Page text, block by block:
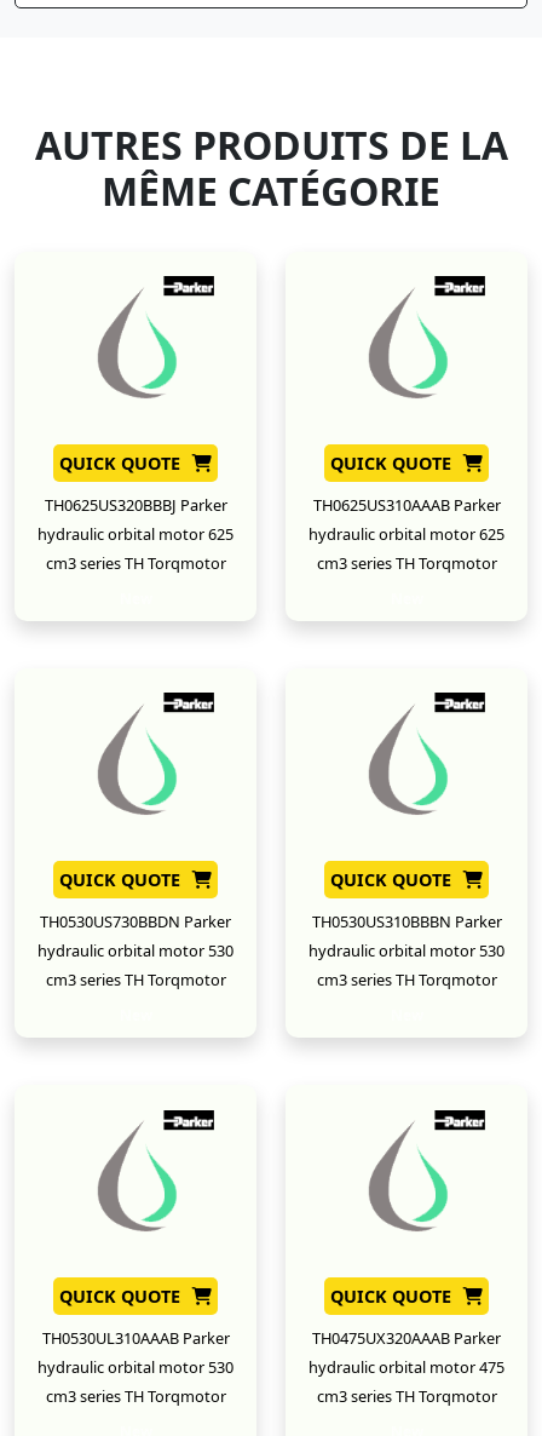
AUTRES PRODUITS DE LA
MÊME CATÉGORIE
QUICK QUOTE
TH0625US320BBBJ Parker
hydraulic orbital motor 625
cm3 series TH Torqmotor
QUICK QUOTE
TH0625US310AAAB Parker
hydraulic orbital motor 625
cm3 series TH Torqmotor
QUICK QUOTE
TH0530US730BBDN Parker
hydraulic orbital motor 530
cm3 series TH Torqmotor
QUICK QUOTE
TH0530US310BBBN Parker
hydraulic orbital motor 530
cm3 series TH Torqmotor
QUICK QUOTE
TH0530UL310AAAB Parker
hydraulic orbital motor 530
cm3 series TH Torqmotor
QUICK QUOTE
TH0475UX320AAAB Parker
hydraulic orbital motor 475
cm3 series TH Torqmotor